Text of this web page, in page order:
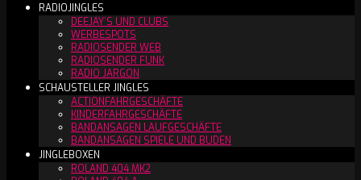
RADIOJINGLES
DEEJAY´S UND CLUBS
WERBESPOTS
RADIOSENDER WEB
RADIOSENDER FUNK
RADIO JARGON
SCHAUSTELLER JINGLES
ACTIONFAHRGESCHÄFTE
KINDERFAHRGESCHÄFTE
BANDANSAGEN LAUFGESCHÄFTE
BANDANSAGEN SPIELE UND BUDEN
JINGLEBOXEN
ROLAND 404 MK2